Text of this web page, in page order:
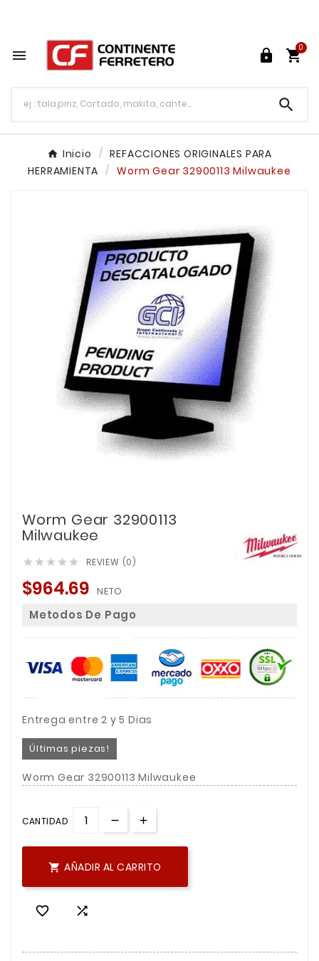
  
0

Inicio
REFACCIONES ORIGINALES PARA
HERRAMIENTA
Worm Gear 32900113 Milwaukee
Worm Gear 32900113
Milwaukee
     REVIEW (0)
$964.69 NETO
Metodos De Pago
Entrega entre 2 y 5 Dias
Últimas piezas!
Worm Gear 32900113 Milwaukee
CANTIDAD
 AÑADIR AL CARRITO
 